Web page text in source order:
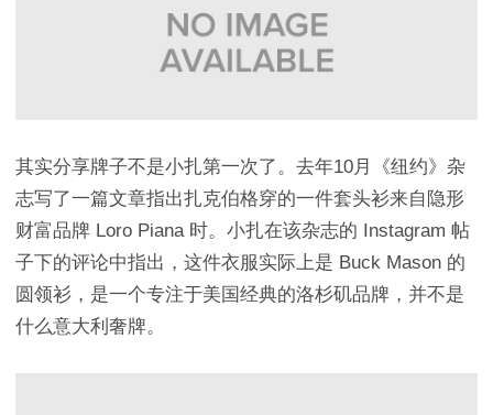
其实分享牌子不是小扎第一次了。去年10月《纽约》杂
志写了一篇文章指出扎克伯格穿的一件套头衫来自隐形
财富品牌 Loro Piana 时。小扎在该杂志的 Instagram 帖
子下的评论中指出，这件衣服实际上是 Buck Mason 的
圆领衫，是一个专注于美国经典的洛杉矶品牌，并不是
什么意大利奢牌。